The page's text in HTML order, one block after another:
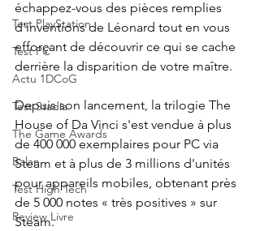
Test PlayStation
Test PC
Actu 1DCoG
Test Stadia
The Game Awards
Balan
Test High Tech
Review Livre
échappez-vous des pièces remplies
d'inventions de Léonard tout en vous
efforçant de découvrir ce qui se cache
derrière la disparition de votre maître.
Depuis son lancement, la trilogie The
House of Da Vinci s'est vendue à plus
de 400 000 exemplaires pour PC via
Steam et à plus de 3 millions d'unités
pour appareils mobiles, obtenant près
de 5 000 notes « très positives » sur
Steam.